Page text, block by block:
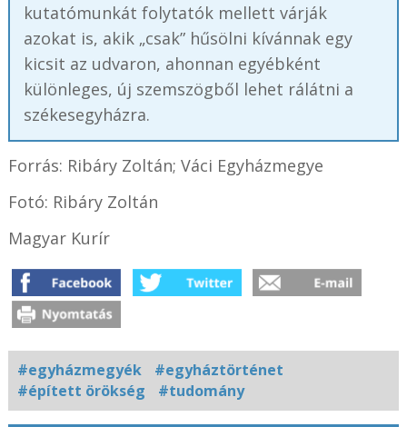
kutatómunkát folytatók mellett várják
azokat is, akik „csak” hűsölni kívánnak egy
kicsit az udvaron, ahonnan egyébként
különleges, új szemszögből lehet rálátni a
székesegyházra.
Forrás: Ribáry Zoltán; Váci Egyházmegye
Fotó: Ribáry Zoltán
Magyar Kurír
#egyházmegyék
#egyháztörténet
#épített örökség
#tudomány